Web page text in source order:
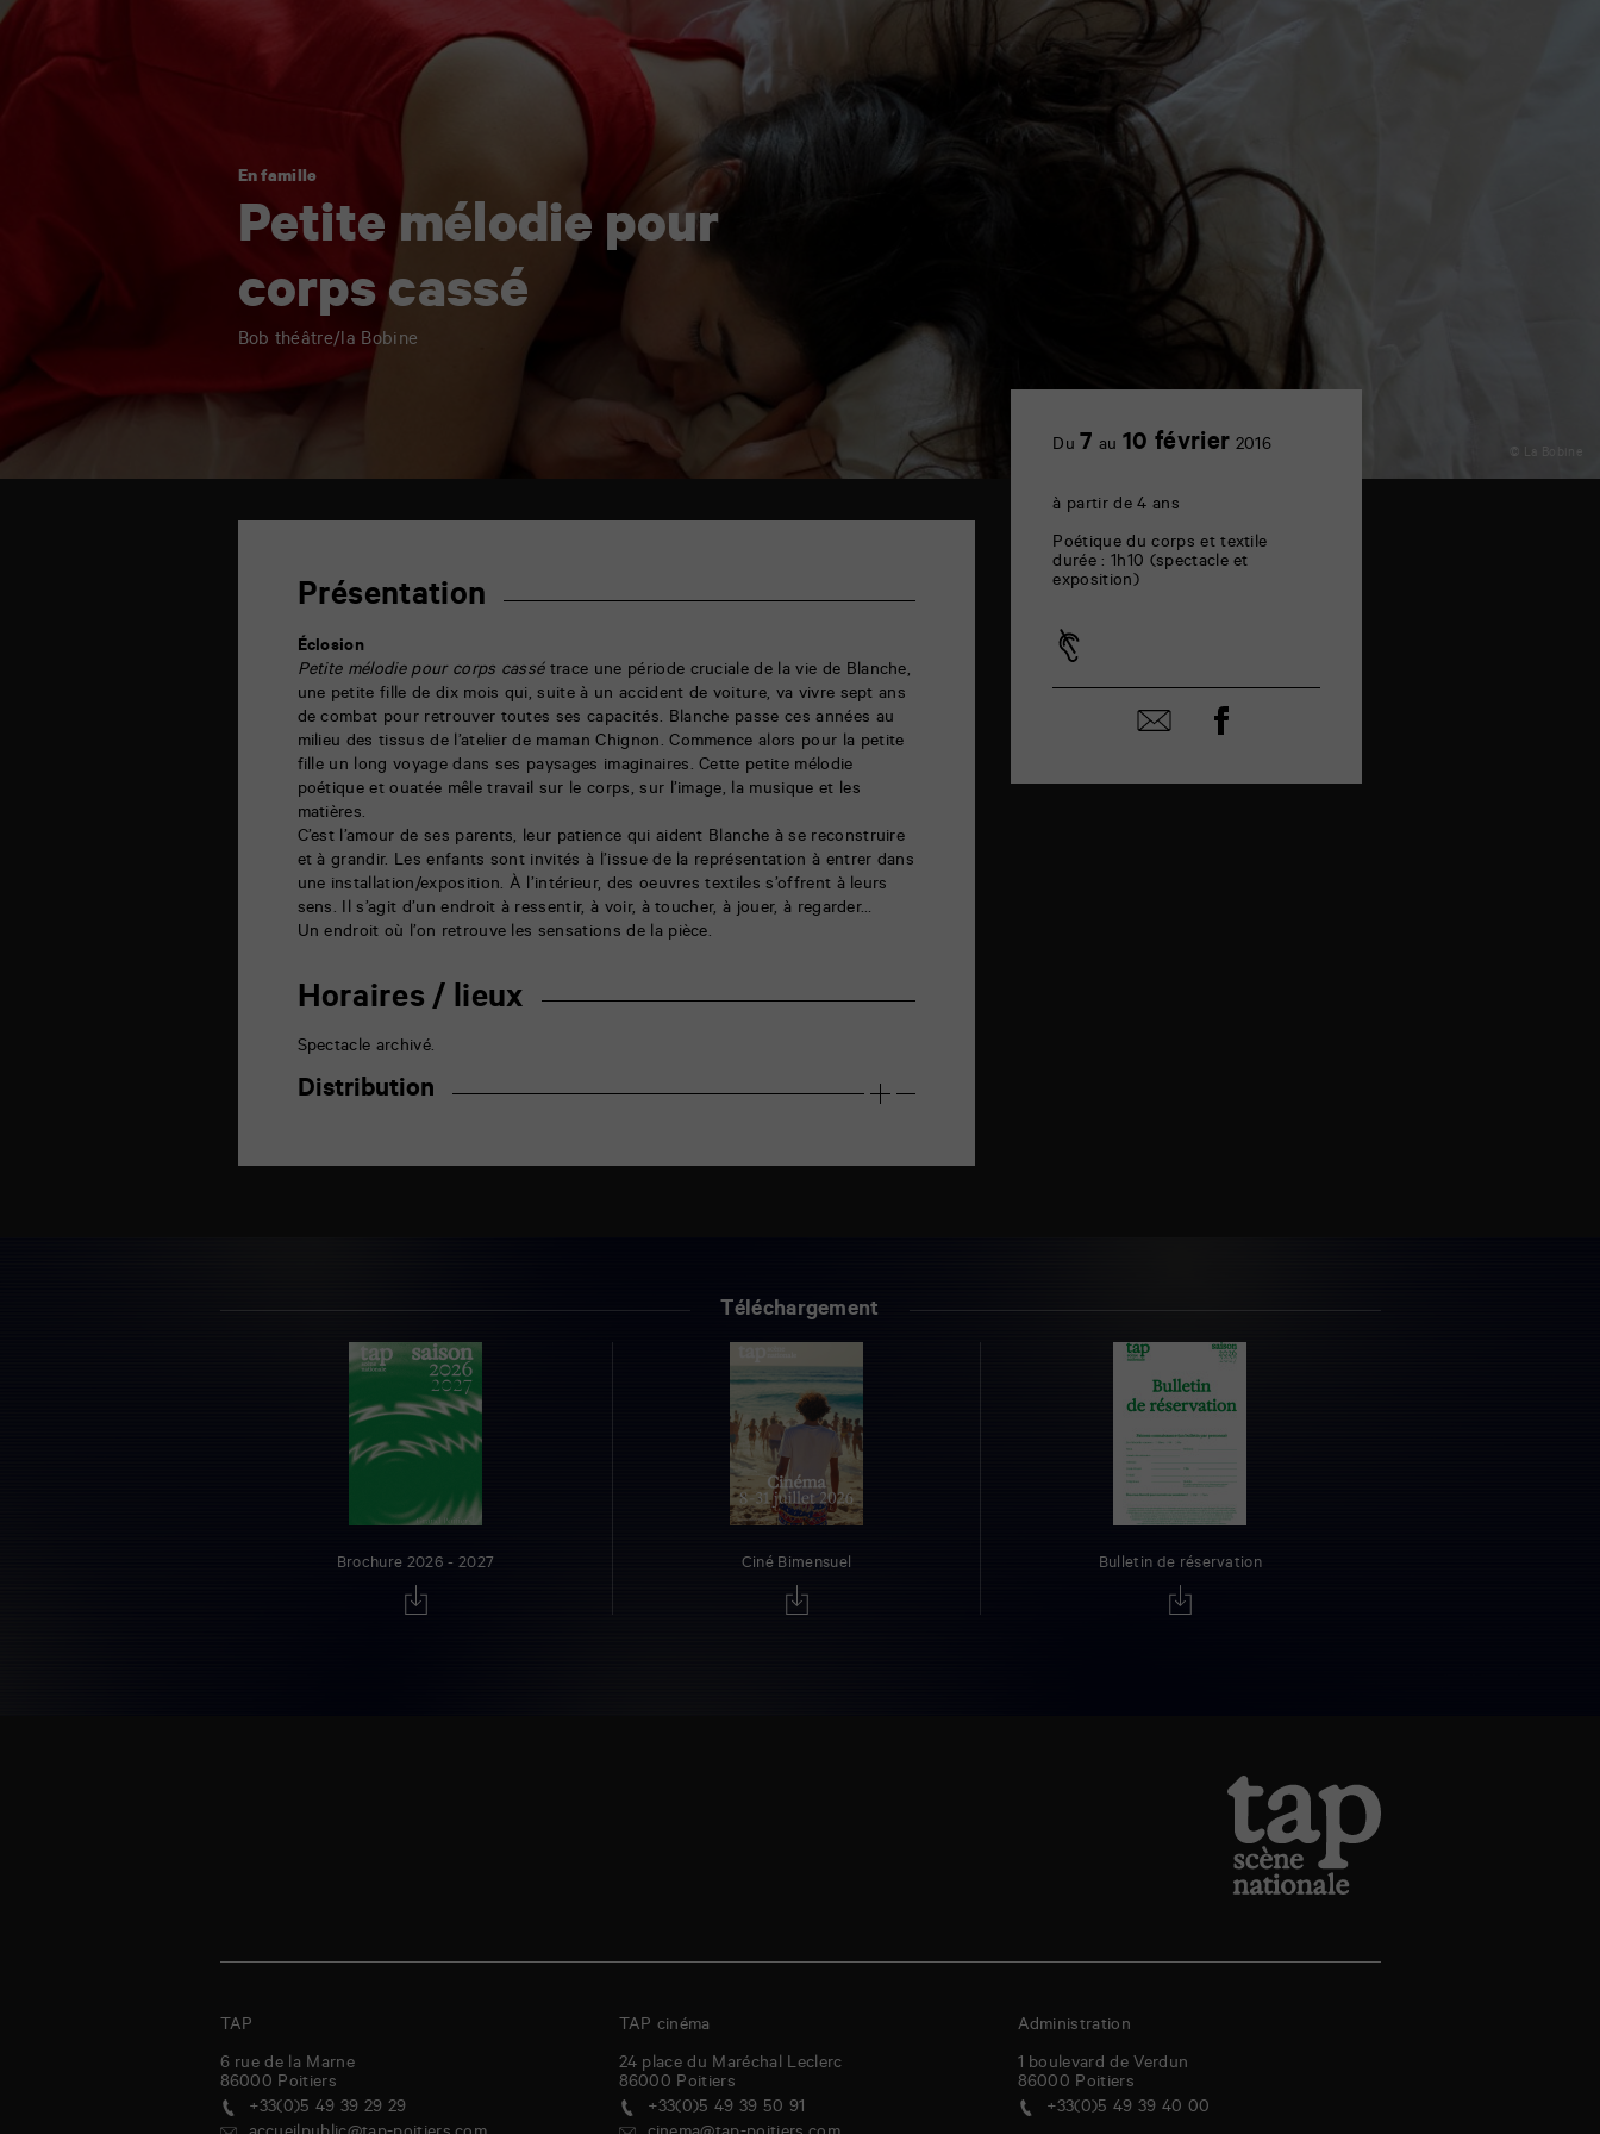
mélodie
pour
En famille
Petite mélodie pour
corps cassé
Bob théâtre/la Bobine
© La Bobine
Présentation
Éclosion
Petite mélodie pour corps cassétrace une période cruciale de la vie de Blanche,
une petite fille de dix mois qui, suite à un accident de voiture, va vivre sept ans
de combat pour retrouver toutes ses capacités. Blanche passe ces années au
milieu des tissus de l’atelier de maman Chignon. Commence alors pour la petite
fille un long voyage dans ses paysages imaginaires. Cette petite mélodie
poétique et ouatée mêle travail sur le corps, sur l’image, la musique et les
matières.
C’est l’amour de ses parents, leur patience qui aident Blanche à se reconstruire
et à grandir. Les enfants sont invités à l’issue de la représentation à entrer dans
une installation/exposition. À l’intérieur, des oeuvres textiles s’offrent à leurs
sens. Il s’agit d’un endroit à ressentir, à voir, à toucher, à jouer, à regarder…
Un endroit où l’on retrouve les sensations de la pièce.
Horaires / lieux
Spectacle archivé.
Distribution
Du 7 au 10 février 2016
à partir de 4 ans
Poétique du corps et textile
durée : 1h10 (spectacle et
exposition)
Partager
par
Partager
sur
Téléchargement
Brochure 2026 - 2027 Ciné Bimensuel Bulletin de réservation
TAP
6 rue de la Marne
86000 Poitiers
+33(0)5 49 39 29 29
TAP cinéma
24 place du Maréchal Leclerc
86000 Poitiers
+33(0)5 49 39 50 91
Administration
1 boulevard de Verdun
86000 Poitiers
+33(0)5 49 39 40 00